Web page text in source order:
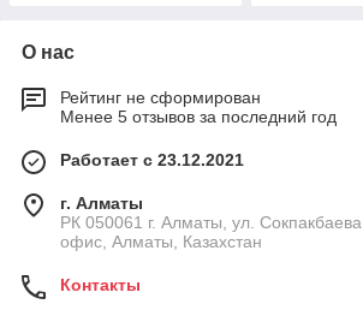
О нас
Рейтинг не сформирован
Менее 5 отзывов за последний год
Работает с 23.12.2021
г. Алматы
РК 050061 г. Алматы, ул.
офис, Алматы, Казахстан
Контакты